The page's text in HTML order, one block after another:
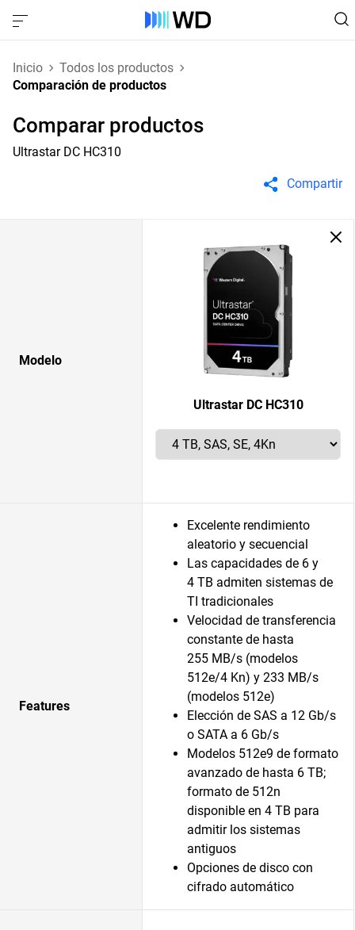
Inicio
Todos los productos
Comparación de productos
Comparar productos
Ultrastar DC HC310
Compartir
Modelo
Ultrastar DC HC310
Features
Excelente rendimiento
aleatorio y secuencial
Las capacidades de 6 y
4 TB admiten sistemas de
TI tradicionales
Velocidad de transferencia
constante de hasta
255 MB/s (modelos
512e/4 Kn) y 233 MB/s
(modelos 512e)
Elección de SAS a 12 Gb/s
o SATA a 6 Gb/s
Modelos 512e9 de formato
avanzado de hasta 6 TB;
formato de 512n
disponible en 4 TB para
admitir los sistemas
antiguos
Opciones de disco con
cifrado automático